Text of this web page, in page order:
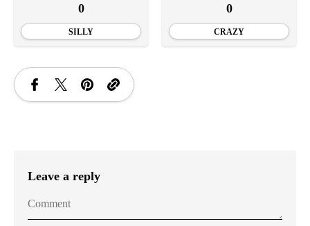
0
SILLY
0
CRAZY
Leave a reply